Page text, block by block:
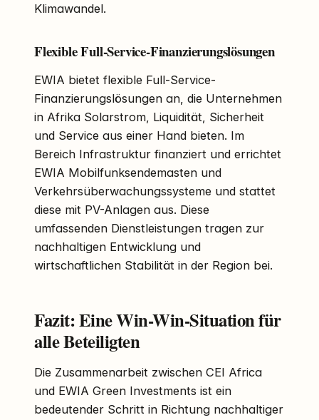
Klimawandel.
Flexible Full-Service-Finanzierungslösungen
EWIA bietet flexible Full-Service-
Finanzierungslösungen an, die Unternehmen
in Afrika Solarstrom, Liquidität, Sicherheit
und Service aus einer Hand bieten. Im
Bereich Infrastruktur finanziert und errichtet
EWIA Mobilfunksendemasten und
Verkehrsüberwachungssysteme und stattet
diese mit PV-Anlagen aus. Diese
umfassenden Dienstleistungen tragen zur
nachhaltigen Entwicklung und
wirtschaftlichen Stabilität in der Region bei.
Fazit: Eine Win-Win-Situation für
alle Beteiligten
Die Zusammenarbeit zwischen CEI Africa
und EWIA Green Investments ist ein
bedeutender Schritt in Richtung nachhaltiger